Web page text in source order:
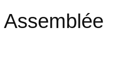
Assemblée